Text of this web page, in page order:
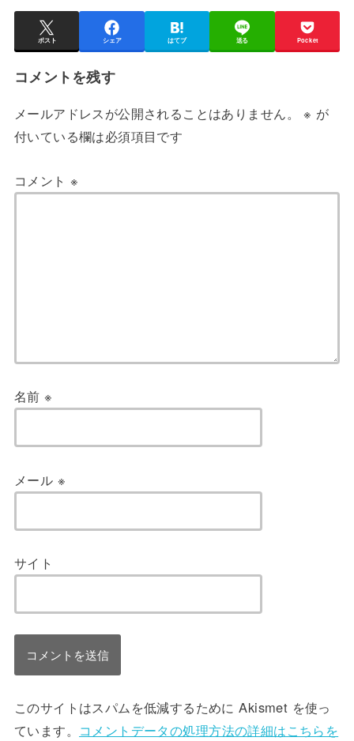
ポスト シェア はてブ 送る Pocket
コメントを残す
メールアドレスが公開されることはありません。 ※ が
付いている欄は必須項目です
コメント ※
名前※
メール ※
サイト
このサイトはスパムを低減するために Akismet を使っ
ています。 コメントデータの処理方法の詳細はこちらを